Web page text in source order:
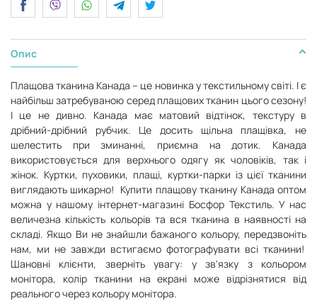
Опис
Плащова тканина Канада – це новинка у текстильному світі. І є
найбільш затребуваною серед плащових тканин цього сезону!
І це не дивно. Канада має матовий відтінок, текстуру в
дрібний-дрібний рубчик. Це досить щільна плащівка, не
шелестить при зминанні, приємна на дотик. Канада
використовується для верхнього одягу як чоловіків, так і
жінок. Куртки, пуховики, плащі, куртки-парки із цієї тканини
виглядають шикарно! Купити плащову тканину Канада оптом
можна у нашому інтернет-магазині Босфор Текстиль. У нас
величезна кількість кольорів та вся тканина в наявності на
складі. Якщо Ви не знайшли бажаного кольору, передзвоніть
нам, ми не завжди встигаємо фотографувати всі тканини!
Шановні клієнти, зверніть увагу: у зв'язку з кольором
монітора, колір тканини на екрані може відрізнятися від
реального через кольору монітора.